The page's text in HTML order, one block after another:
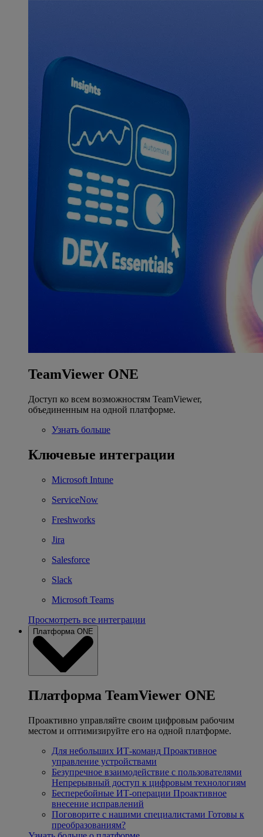
TeamViewer ONE
Доступ ко всем возможностям TeamViewer,
объединенным на одной платформе.
Узнать больше
Ключевые интеграции
Microsoft Intune
ServiceNow
Freshworks
Jira
Salesforce
Slack
Microsoft Teams
Просмотреть все интеграции
Платформа ONE
Платформа TeamViewer ONE
Проактивно управляйте своим цифровым рабочим
местом и оптимизируйте его на одной платформе.
Для небольших ИТ-команд Проактивное
управление устройствами
Безупречное взаимодействие с пользователями
Непрерывный доступ к цифровым технологиям
Бесперебойные ИТ-операции Проактивное
внесение исправлений
Поговорите с нашими специалистами Готовы к
преобразованиям?